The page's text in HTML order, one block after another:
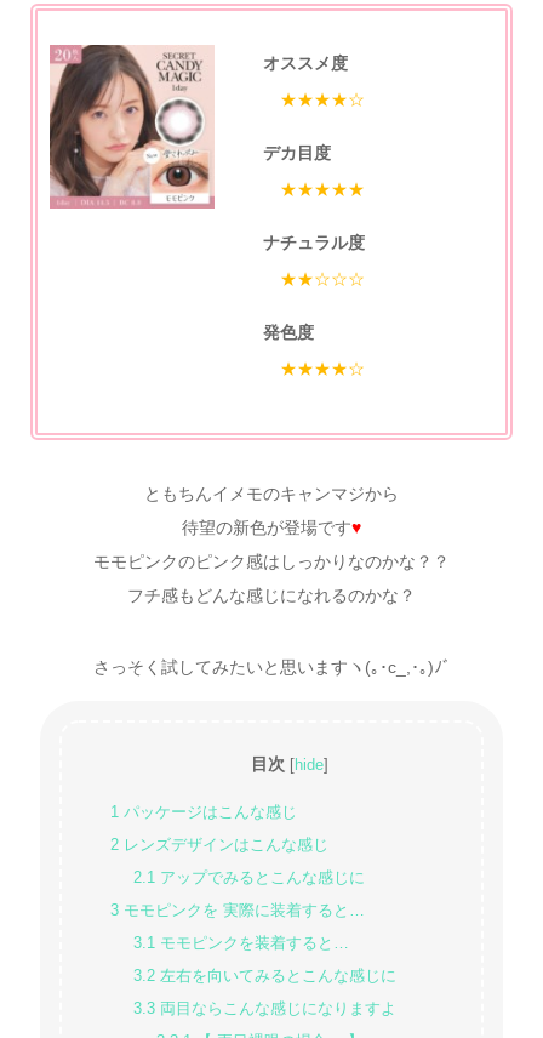
オススメ度
★★★★☆
デカ目度
★★★★★
ナチュラル度
★★☆☆☆
発色度
★★★★☆
ともちんイメモのキャンマジから
待望の新色が登場です♥
モモピンクのピンク感はしっかりなのかな？？
フチ感もどんな感じになれるのかな？
さっそく試してみたいと思いますヽ(｡･c_,･｡)ﾉﾞ
目次 hide
1 パッケージはこんな感じ
2 レンズデザインはこんな感じ
2.1 アップでみるとこんな感じに
3 モモピンクを 実際に装着すると…
3.1 モモピンクを装着すると…
3.2左右を向いてみるとこんな感じに
3.3両目ならこんな感じになりますよ